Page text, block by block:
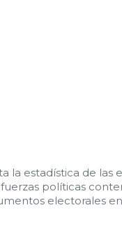
la estadística de las
políticas
electorales